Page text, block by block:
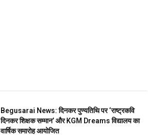
Begusarai News: दिनकर पुण्यतिथि पर ‘राष्ट्रकवि
दिनकर शिक्षक सम्मान’ और KGM Dreams विद्यालय का
वार्षिक समारोह आयोजित